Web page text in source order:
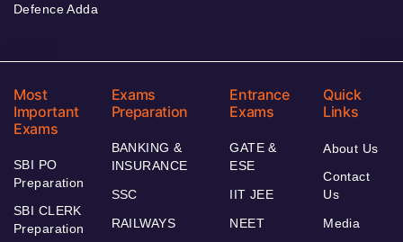
Defence Adda
Most
Important
Exams
SBI PO
Preparation
SBI CLERK
Preparation
Exams
Preparation
BANKING &
INSURANCE
SSC
RAILWAYS
Entrance
Exams
GATE &
ESE
IIT JEE
NEET
Quick
Links
About Us
Contact
Us
Media